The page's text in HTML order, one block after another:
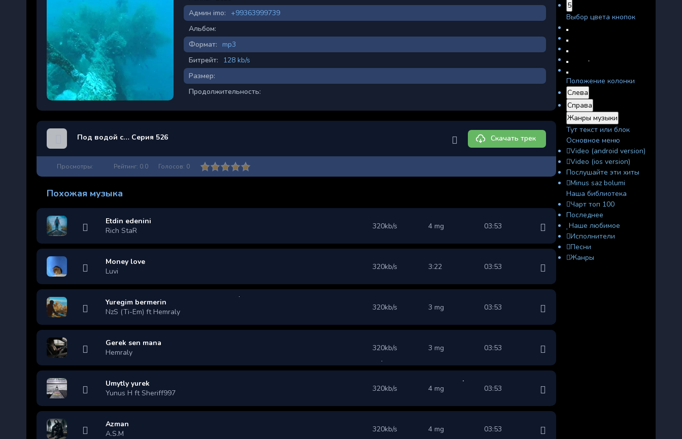
Админ imo:
+99363999739
Альбом:
Формат:
mp3
Битрейт:
128 kb/s
Размер:
Продолжительность:
Под водой с… Серия 526 Скачать трек
Просмотры: Рейтинг: 0.0 Голосов: 0
Похожая музыка
Etdin edenini
Rich StaR
320kb/s 4 mg 03:53
Money love
Luvi
320kb/s 3:22 03:53
Yuregim bermerin
NzS (Ti-Em) ft Hemraly
320kb/s 3 mg 03:53
Gerek sen mana
Hemraly
320kb/s 3 mg 03:53
Umytly yurek
Yunus H ft Sheriff997
320kb/s 4 mg 03:53
Azman
A.S.M
320kb/s 4 mg 03:53
5
Выбор цвета кнопок
Положение колонки
Слева
Справа
Жанры музыки
Тут текст или блок
Основное меню
Video (android version)
Video (ios version)
Послушайте эти хиты
Minus saz bolumi
Наша библиотека
Чарт топ 100
Последнее
Наше любимое
Исполнители
Песни
Жанры